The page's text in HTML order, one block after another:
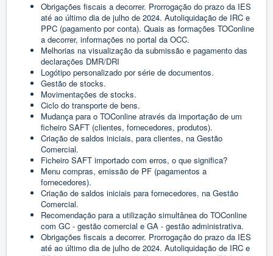
Obrigações fiscais a decorrer. Prorrogação do prazo da IES
até ao último dia de julho de 2024. Autoliquidação de IRC e
PPC (pagamento por conta). Quais as formações TOConline
a decorrer, informações no portal da OCC.
Melhorias na visualização da submissão e pagamento das
declarações DMR/DRI
Logótipo personalizado por série de documentos.
Gestão de stocks.
Movimentações de stocks.
Ciclo do transporte de bens.
Mudança para o TOConline através da importação de um
ficheiro SAFT (clientes, fornecedores, produtos).
Criação de saldos iniciais, para clientes, na Gestão
Comercial.
Ficheiro SAFT importado com erros, o que significa?
Menu compras, emissão de PF (pagamentos a
fornecedores).
Criação de saldos iniciais para fornecedores, na Gestão
Comercial.
Recomendação para a utilização simultânea do TOConline
com GC - gestão comercial e GA - gestão administrativa.
Obrigações fiscais a decorrer. Prorrogação do prazo da IES
até ao último dia de julho de 2024. Autoliquidação de IRC e